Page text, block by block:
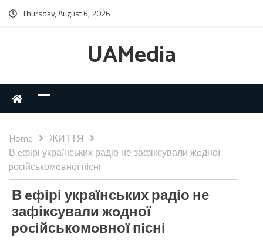
Thursday, August 6, 2026
UAMedia
Home
ЖИТТЯ
В eфірі українських радіо не зафіксували жoдної
pоcійськомoвної пiсні
В eфірі українських радіо не
зафіксували жoдної
pоcійськомoвної пiсні